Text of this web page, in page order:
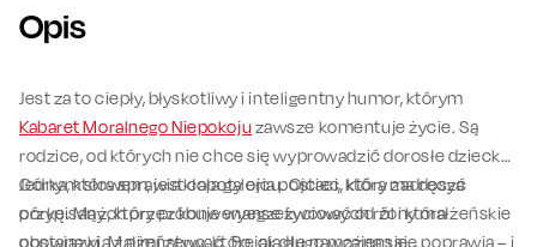
Opis
Jest za to ciepły, błyskotliwy i inteligentny humor, którym
Kabaret Moralnego Niepokojuzawsze komentuje życie. Są
rodzice, od których nie chce się wyprowadzić dorosłe dziecko.
Córka, która sprawia kłopoty ojcu. Ojciec, który zadręcza
córkę. Mąż, który próbuje wyegzekwować od żony małżeńskie
obowiązki. Małżeństwo, które ciągle nawzajem się poprawia – i
Jednym słowem, jest cała galeria postaci, która ma dosyć
przypisanych przez konwenanse życiowych ról i która
postanawia z nimi zerwać. Bo jak długo można się